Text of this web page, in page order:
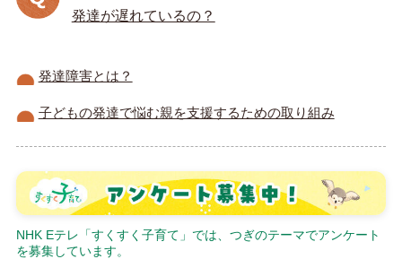
発達が遅れているの？
発達障害とは？
子どもの発達で悩む親を支援するための取り組み
NHK Eテレ「すくすく子育て」では、つぎのテーマでアンケート
を募集しています。